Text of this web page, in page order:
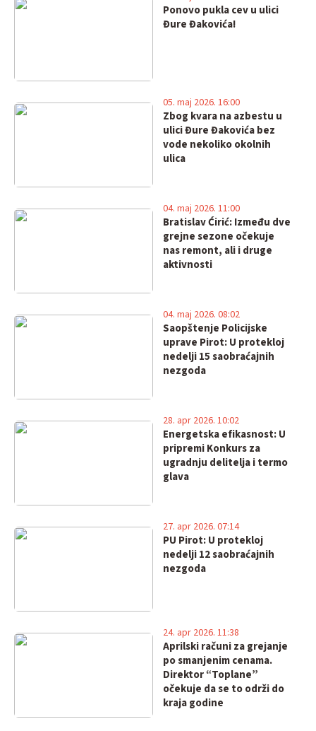
Ponovo pukla cev u ulici
Đure Đakovića!
Zbog kvara na azbestu u
ulici Đure Đakovića bez
vode nekoliko okolnih
ulica
05. maj 2026. 16:00
Bratislav Ćirić: Između dve
grejne sezone očekuje
nas remont, ali i druge
aktivnosti
04. maj 2026. 11:00
Saopštenje Policijske
uprave Pirot: U protekloj
nedelji 15 saobraćajnih
nezgoda
04. maj 2026. 08:02
Energetska efikasnost: U
pripremi Konkurs za
ugradnju delitelja i termo
glava
28. apr 2026. 10:02
PU Pirot: U protekloj
nedelji 12 saobraćajnih
nezgoda
27. apr 2026. 07:14
Aprilski računi za grejanje
po smanjenim cenama.
Direktor “Toplane”
očekuje da se to održi do
kraja godine
24. apr 2026. 11:38